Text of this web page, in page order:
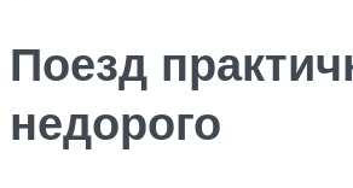
Поезд
недорого